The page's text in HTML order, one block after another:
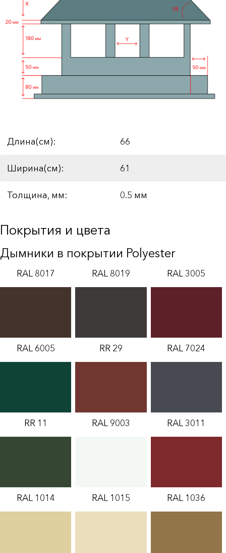
Длина(см): 66
Ширина(см): 61
Толщина, мм: 0.5 мм
Покрытия и цвета
Дымники в покрытии Polyester
RAL 8017 RAL 8019 RAL 3005
RAL 6005 RR 29 RAL 7024
RR 11 RAL 9003 RAL 3011
RAL 1014 RAL 1015 RAL 1036